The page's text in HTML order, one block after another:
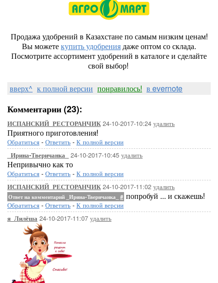
Продажа удобрений в Казахстане по самым низким ценам!
Вы можетекупить удобрениядаже оптом со склада.
Посмотрите ассортимент удобрений в каталоге и сделайте
свой выбор!
вверх^ к полной версии понравилось! в evernote
Комментарии (23):
ИСПАНСКИЙ_РЕСТОРАНЧИК24-10-2017-10:24 удалить
Приятного приготовления!
Обратиться - Ответить - К полной версии
_Ирина-Тверичанка_ 24-10-2017-10:45 удалить
Непривычно как то
Обратиться - Ответить - К полной версии
ИСПАНСКИЙ_РЕСТОРАНЧИК24-10-2017-11:02 удалить
Ответ на комментарий _Ирина-Тверичанка_ # попробуй ... и скажешь!
Обратиться - Ответить - К полной версии
я_Лилёша 24-10-2017-11:07 удалить